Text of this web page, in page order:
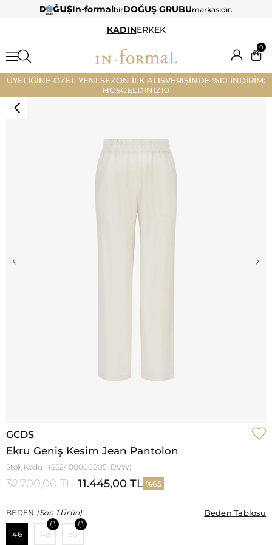
In-formalbirDOĞUŞ GRUBUmarkasıdır.
KADINERKEK
0
ÜYELİĞİNE ÖZEL YENİ SEZON İLK ALIŞVERİŞİNDE %10 İNDİRİM:
HOSGELDINIZ10
‹ ›
GCDS
Ekru Geniş Kesim Jean Pantolon
Stok Kodu (SS2400000805_DVW)
32.700,00 TL 11.445,00 TL 65
BEDEN (Son 1 Ürün) Beden Tablosu
Beden Tablosu
46 48 50